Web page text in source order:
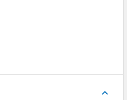
keyboard_arrow_up